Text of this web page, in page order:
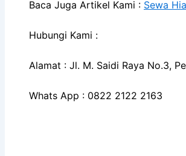
Baca Juga Artikel Kami : Sewa
Hubungi Kami :
Alamat : Jl. M. Saidi Raya No.3,
Whats App : 0822 2122 2163